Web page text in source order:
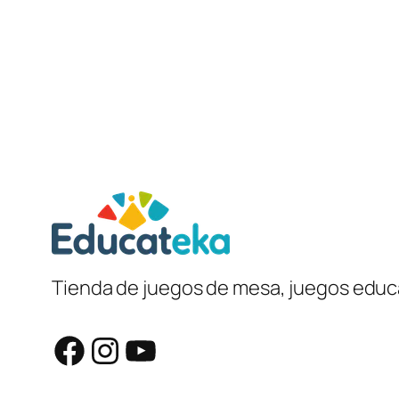
Tienda de juegos de mesa, juegos
Facebook Instagram YouTube